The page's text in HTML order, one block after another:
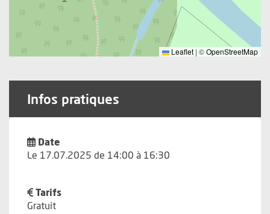
Leaflet | ©OpenStreetMap
Infos pratiques
Date
Le 17.07.2025 de 14:00 à 16:30
Tarifs
Gratuit